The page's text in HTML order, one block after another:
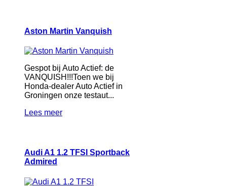
Aston Martin Vanquish
Gespot bij Auto Actief: de
VANQUISH!!!Toen we bij
Honda-dealer Auto Actief in
Groningen onze testaut...
Lees meer
Audi A1 1.2 TFSI Sportback
Admired